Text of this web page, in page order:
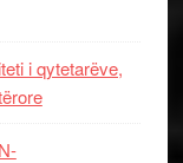
i qytetarëve,